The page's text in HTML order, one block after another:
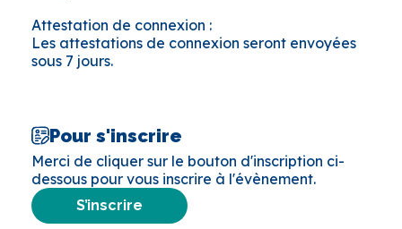
Attestation de connexion :
Les attestations de connexion seront envoyées
sous 7 jours.
Pour s'inscrire
Merci de cliquer sur le bouton d'inscription ci-
dessous pour vous inscrire à l'évènement.
S’inscrire